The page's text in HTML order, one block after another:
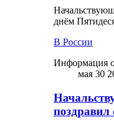
днём
В России
Информация
мая 30
поздравил